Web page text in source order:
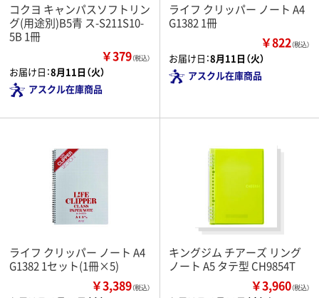
コクヨ キャンパスソフトリン
グ(用途別)B5青 ス-S211S10-
5B 1冊
￥379（税込）
お届け日：8月11日（火）
アスクル在庫商品
ライフ クリッパー ノート A4
G1382 1冊
￥822（税込）
お届け日：8月11日（火）
アスクル在庫商品
ライフ クリッパー ノート A4
G1382 1セット(1冊×5)
￥3,389（税込）
キングジム チアーズ リング
ノート A5 タテ型 CH9854T
￥3,960（税込）